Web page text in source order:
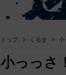
トップ くるま 小
小っっさ